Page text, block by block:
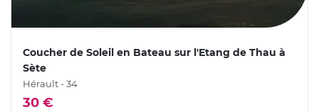
Coucher de Soleil en Bateau sur l'Etang de Thau à
Sète
Hérault - 34
30 €